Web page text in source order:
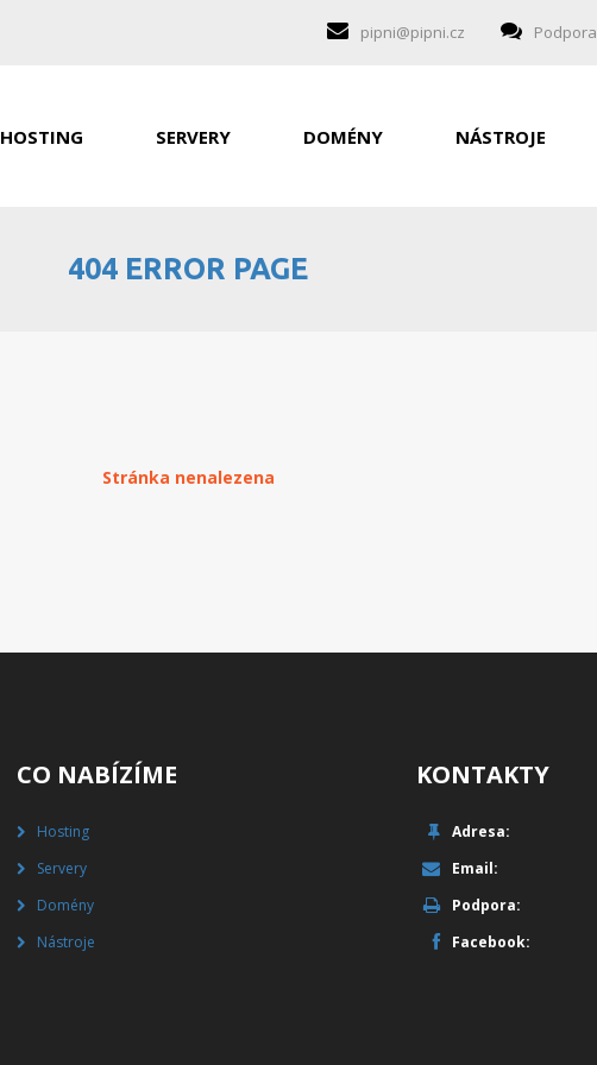
pipni@pipni.cz Podpora
HOSTING SERVERY DOMÉNY NÁSTROJE
404 ERROR PAGE
Stránka nenalezena
CO NABÍZÍME
Hosting
Servery
Domény
Nástroje
KONTAKTY
Adresa:
Email:
Podpora:
Facebook: